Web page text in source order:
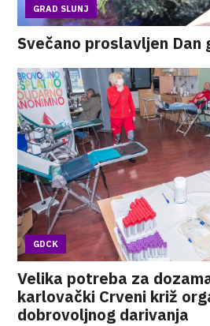
GRAD SLUNJ
Svečano proslavljen Dan
GDCK
Velika potreba za
karlovački Crveni križ
dobrovoljnog darivanja